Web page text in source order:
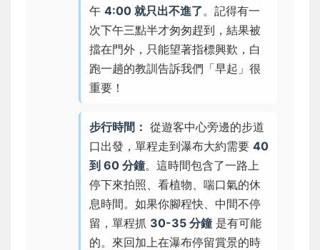
午 4:00 就只出不進了。記得有一
次下午三點半才匆匆趕到，結果被
擋在門外，只能望著指標興歎，白
跑一趟的教訓告訴我們「早起」很
重要！
步行時間： 從遊客中心旁邊的步道
口出發，單程走到瀑布大約需要 40
到 60 分鐘。這時間包含了一路上
停下來拍照、看植物、喘口氣的休
息時間。如果你腳程快、中間不停
留，單程抓 30-35 分鐘是有可能
的。來回加上在瀑布停留賞景的時